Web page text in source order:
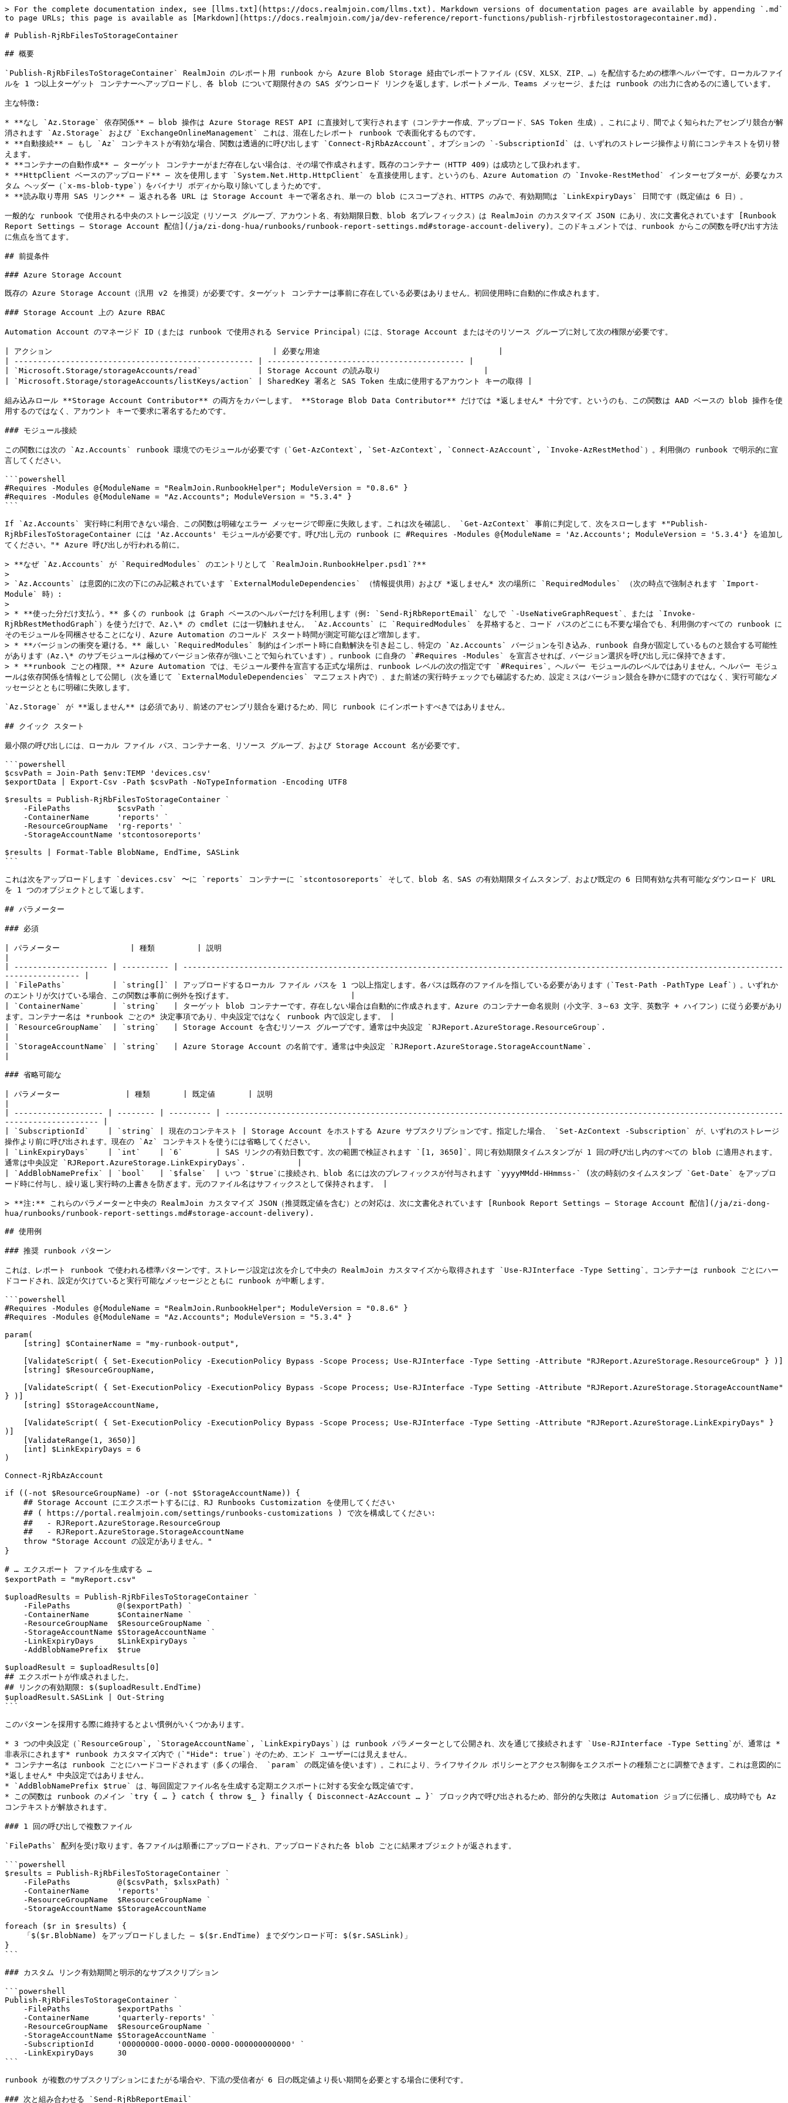
> For the complete documentation index, see [llms.txt](https://docs.realmjoin.com/llms.txt). Markdown versions of documentation pages are available by appending `.md` to page URLs; this page is available as [Markdown](https://docs.realmjoin.com/ja/dev-reference/report-functions/publish-rjrbfilestostoragecontainer.md).

# Publish-RjRbFilesToStorageContainer

## 概要

`Publish-RjRbFilesToStorageContainer` RealmJoin のレポート用 runbook から Azure Blob Storage 経由でレポートファイル（CSV、XLSX、ZIP、…）を配信するための標準ヘルパーです。ローカルファイルを 1 つ以上ターゲット コンテナーへアップロードし、各 blob について期限付きの SAS ダウンロード リンクを返します。レポートメール、Teams メッセージ、または runbook の出力に含めるのに適しています。

主な特徴:

* **なし `Az.Storage` 依存関係** — blob 操作は Azure Storage REST API に直接対して実行されます（コンテナー作成、アップロード、SAS Token 生成）。これにより、間でよく知られたアセンブリ競合が解消されます `Az.Storage` および `ExchangeOnlineManagement` これは、混在したレポート runbook で表面化するものです。
* **自動接続** — もし `Az` コンテキストが有効な場合、関数は透過的に呼び出します `Connect-RjRbAzAccount`。オプションの `-SubscriptionId` は、いずれのストレージ操作より前にコンテキストを切り替えます。
* **コンテナーの自動作成** — ターゲット コンテナーがまだ存在しない場合は、その場で作成されます。既存のコンテナー（HTTP 409）は成功として扱われます。
* **HttpClient ベースのアップロード** — 次を使用します `System.Net.Http.HttpClient` を直接使用します。というのも、Azure Automation の `Invoke-RestMethod` インターセプターが、必要なカスタム ヘッダー（`x-ms-blob-type`）をバイナリ ボディから取り除いてしまうためです。
* **読み取り専用 SAS リンク** — 返される各 URL は Storage Account キーで署名され、単一の blob にスコープされ、HTTPS のみで、有効期間は `LinkExpiryDays` 日間です（既定値は 6 日）。

一般的な runbook で使用される中央のストレージ設定（リソース グループ、アカウント名、有効期限日数、blob 名プレフィックス）は RealmJoin のカスタマイズ JSON にあり、次に文書化されています [Runbook Report Settings — Storage Account 配信](/ja/zi-dong-hua/runbooks/runbook-report-settings.md#storage-account-delivery)。このドキュメントでは、runbook からこの関数を呼び出す方法に焦点を当てます。

## 前提条件

### Azure Storage Account

既存の Azure Storage Account（汎用 v2 を推奨）が必要です。ターゲット コンテナーは事前に存在している必要はありません。初回使用時に自動的に作成されます。

### Storage Account 上の Azure RBAC

Automation Account のマネージド ID（または runbook で使用される Service Principal）には、Storage Account またはそのリソース グループに対して次の権限が必要です。

| アクション                                               | 必要な用途                                      |
| --------------------------------------------------- | ------------------------------------------ |
| `Microsoft.Storage/storageAccounts/read`            | Storage Account の読み取り                      |
| `Microsoft.Storage/storageAccounts/listKeys/action` | SharedKey 署名と SAS Token 生成に使用するアカウント キーの取得 |

組み込みロール **Storage Account Contributor** の両方をカバーします。 **Storage Blob Data Contributor** だけでは *返しません* 十分です。というのも、この関数は AAD ベースの blob 操作を使用するのではなく、アカウント キーで要求に署名するためです。

### モジュール接続

この関数には次の `Az.Accounts` runbook 環境でのモジュールが必要です（`Get-AzContext`, `Set-AzContext`, `Connect-AzAccount`, `Invoke-AzRestMethod`）。利用側の runbook で明示的に宣言してください。

```powershell
#Requires -Modules @{ModuleName = "RealmJoin.RunbookHelper"; ModuleVersion = "0.8.6" }
#Requires -Modules @{ModuleName = "Az.Accounts"; ModuleVersion = "5.3.4" }
```

If `Az.Accounts` 実行時に利用できない場合、この関数は明確なエラー メッセージで即座に失敗します。これは次を確認し、 `Get-AzContext` 事前に判定して、次をスローします *"Publish-RjRbFilesToStorageContainer には 'Az.Accounts' モジュールが必要です。呼び出し元の runbook に #Requires -Modules @{ModuleName = 'Az.Accounts'; ModuleVersion = '5.3.4'} を追加してください。"* Azure 呼び出しが行われる前に。

> **なぜ `Az.Accounts` が `RequiredModules` のエントリとして `RealmJoin.RunbookHelper.psd1`?**
>
> `Az.Accounts` は意図的に次の下にのみ記載されています `ExternalModuleDependencies` （情報提供用）および *返しません* 次の場所に `RequiredModules` （次の時点で強制されます `Import-Module` 時）:
>
> * **使った分だけ支払う。** 多くの runbook は Graph ベースのヘルパーだけを利用します（例: `Send-RjRbReportEmail` なしで `-UseNativeGraphRequest`、または `Invoke-RjRbRestMethodGraph`）を使うだけで、Az.\* の cmdlet には一切触れません。 `Az.Accounts` に `RequiredModules` を昇格すると、コード パスのどこにも不要な場合でも、利用側のすべての runbook にそのモジュールを同梱させることになり、Azure Automation のコールド スタート時間が測定可能なほど増加します。
> * **バージョンの衝突を避ける。** 厳しい `RequiredModules` 制約はインポート時に自動解決を引き起こし、特定の `Az.Accounts` バージョンを引き込み、runbook 自身が固定しているものと競合する可能性があります（Az.\* のサブモジュールは極めてバージョン依存が強いことで知られています）。runbook に自身の `#Requires -Modules` を宣言させれば、バージョン選択を呼び出し元に保持できます。
> * **runbook ごとの権限。** Azure Automation では、モジュール要件を宣言する正式な場所は、runbook レベルの次の指定です `#Requires`。ヘルパー モジュールのレベルではありません。ヘルパー モジュールは依存関係を情報として公開し（次を通じて `ExternalModuleDependencies` マニフェスト内で）、また前述の実行時チェックでも確認するため、設定ミスはバージョン競合を静かに隠すのではなく、実行可能なメッセージとともに明確に失敗します。

`Az.Storage` が **返しません** は必須であり、前述のアセンブリ競合を避けるため、同じ runbook にインポートすべきではありません。

## クイック スタート

最小限の呼び出しには、ローカル ファイル パス、コンテナー名、リソース グループ、および Storage Account 名が必要です。

```powershell
$csvPath = Join-Path $env:TEMP 'devices.csv'
$exportData | Export-Csv -Path $csvPath -NoTypeInformation -Encoding UTF8

$results = Publish-RjRbFilesToStorageContainer `
    -FilePaths          $csvPath `
    -ContainerName      'reports' `
    -ResourceGroupName  'rg-reports' `
    -StorageAccountName 'stcontosoreports'

$results | Format-Table BlobName, EndTime, SASLink
```

これは次をアップロードします `devices.csv` 〜に `reports` コンテナーに `stcontosoreports` そして、blob 名、SAS の有効期限タイムスタンプ、および既定の 6 日間有効な共有可能なダウンロード URL を 1 つのオブジェクトとして返します。

## パラメーター

### 必須

| パラメーター               | 種類         | 説明                                                                                                                                               |
| -------------------- | ---------- | ------------------------------------------------------------------------------------------------------------------------------------------------ |
| `FilePaths`          | `string[]` | アップロードするローカル ファイル パスを 1 つ以上指定します。各パスは既存のファイルを指している必要があります（`Test-Path -PathType Leaf`）。いずれかのエントリが欠けている場合、この関数は事前に例外を投げます。                         |
| `ContainerName`      | `string`   | ターゲット blob コンテナーです。存在しない場合は自動的に作成されます。Azure のコンテナー命名規則（小文字、3～63 文字、英数字 + ハイフン）に従う必要があります。コンテナー名は *runbook ごとの* 決定事項であり、中央設定ではなく runbook 内で設定します。 |
| `ResourceGroupName`  | `string`   | Storage Account を含むリソース グループです。通常は中央設定 `RJReport.AzureStorage.ResourceGroup`.                                                                    |
| `StorageAccountName` | `string`   | Azure Storage Account の名前です。通常は中央設定 `RJReport.AzureStorage.StorageAccountName`.                                                                  |

### 省略可能な

| パラメーター              | 種類       | 既定値       | 説明                                                                                                                                          |
| ------------------- | -------- | --------- | ------------------------------------------------------------------------------------------------------------------------------------------- |
| `SubscriptionId`    | `string` | 現在のコンテキスト | Storage Account をホストする Azure サブスクリプションです。指定した場合、 `Set-AzContext -Subscription` が、いずれのストレージ操作より前に呼び出されます。現在の `Az` コンテキストを使うには省略してください。       |
| `LinkExpiryDays`    | `int`    | `6`       | SAS リンクの有効日数です。次の範囲で検証されます `[1, 3650]`。同じ有効期限タイムスタンプが 1 回の呼び出し内のすべての blob に適用されます。通常は中央設定 `RJReport.AzureStorage.LinkExpiryDays`.           |
| `AddBlobNamePrefix` | `bool`   | `$false`  | いつ `$true`に接続され、blob 名には次のプレフィックスが付与されます `yyyyMMdd-HHmmss-` (次の時刻のタイムスタンプ `Get-Date` をアップロード時に付与し、繰り返し実行時の上書きを防ぎます。元のファイル名はサフィックスとして保持されます。 |

> **注:** これらのパラメーターと中央の RealmJoin カスタマイズ JSON（推奨既定値を含む）との対応は、次に文書化されています [Runbook Report Settings — Storage Account 配信](/ja/zi-dong-hua/runbooks/runbook-report-settings.md#storage-account-delivery).

## 使用例

### 推奨 runbook パターン

これは、レポート runbook で使われる標準パターンです。ストレージ設定は次を介して中央の RealmJoin カスタマイズから取得されます `Use-RJInterface -Type Setting`。コンテナーは runbook ごとにハードコードされ、設定が欠けていると実行可能なメッセージとともに runbook が中断します。

```powershell
#Requires -Modules @{ModuleName = "RealmJoin.RunbookHelper"; ModuleVersion = "0.8.6" }
#Requires -Modules @{ModuleName = "Az.Accounts"; ModuleVersion = "5.3.4" }

param(
    [string] $ContainerName = "my-runbook-output",

    [ValidateScript( { Set-ExecutionPolicy -ExecutionPolicy Bypass -Scope Process; Use-RJInterface -Type Setting -Attribute "RJReport.AzureStorage.ResourceGroup" } )]
    [string] $ResourceGroupName,

    [ValidateScript( { Set-ExecutionPolicy -ExecutionPolicy Bypass -Scope Process; Use-RJInterface -Type Setting -Attribute "RJReport.AzureStorage.StorageAccountName" } )]
    [string] $StorageAccountName,

    [ValidateScript( { Set-ExecutionPolicy -ExecutionPolicy Bypass -Scope Process; Use-RJInterface -Type Setting -Attribute "RJReport.AzureStorage.LinkExpiryDays" } )]
    [ValidateRange(1, 3650)]
    [int] $LinkExpiryDays = 6
)

Connect-RjRbAzAccount

if ((-not $ResourceGroupName) -or (-not $StorageAccountName)) {
    ## Storage Account にエクスポートするには、RJ Runbooks Customization を使用してください
    ## ( https://portal.realmjoin.com/settings/runbooks-customizations ) で次を構成してください:
    ##   - RJReport.AzureStorage.ResourceGroup
    ##   - RJReport.AzureStorage.StorageAccountName
    throw "Storage Account の設定がありません。"
}

# … エクスポート ファイルを生成する …
$exportPath = "myReport.csv"

$uploadResults = Publish-RjRbFilesToStorageContainer `
    -FilePaths          @($exportPath) `
    -ContainerName      $ContainerName `
    -ResourceGroupName  $ResourceGroupName `
    -StorageAccountName $StorageAccountName `
    -LinkExpiryDays     $LinkExpiryDays `
    -AddBlobNamePrefix  $true

$uploadResult = $uploadResults[0]
## エクスポートが作成されました。
## リンクの有効期限: $($uploadResult.EndTime)
$uploadResult.SASLink | Out-String
```

このパターンを採用する際に維持するとよい慣例がいくつかあります。

* 3 つの中央設定（`ResourceGroup`, `StorageAccountName`, `LinkExpiryDays`）は runbook パラメーターとして公開され、次を通じて接続されます `Use-RJInterface -Type Setting`が、通常は *非表示にされます* runbook カスタマイズ内で（`"Hide": true`）そのため、エンド ユーザーには見えません。
* コンテナー名は runbook ごとにハードコードされます（多くの場合、 `param` の既定値を使います）。これにより、ライフサイクル ポリシーとアクセス制御をエクスポートの種類ごとに調整できます。これは意図的に *返しません* 中央設定ではありません。
* `AddBlobNamePrefix $true` は、毎回固定ファイル名を生成する定期エクスポートに対する安全な既定値です。
* この関数は runbook のメイン `try { … } catch { throw $_ } finally { Disconnect-AzAccount … }` ブロック内で呼び出されるため、部分的な失敗は Automation ジョブに伝播し、成功時でも Az コンテキストが解放されます。

### 1 回の呼び出しで複数ファイル

`FilePaths` 配列を受け取ります。各ファイルは順番にアップロードされ、アップロードされた各 blob ごとに結果オブジェクトが返されます。

```powershell
$results = Publish-RjRbFilesToStorageContainer `
    -FilePaths          @($csvPath, $xlsxPath) `
    -ContainerName      'reports' `
    -ResourceGroupName  $ResourceGroupName `
    -StorageAccountName $Sto